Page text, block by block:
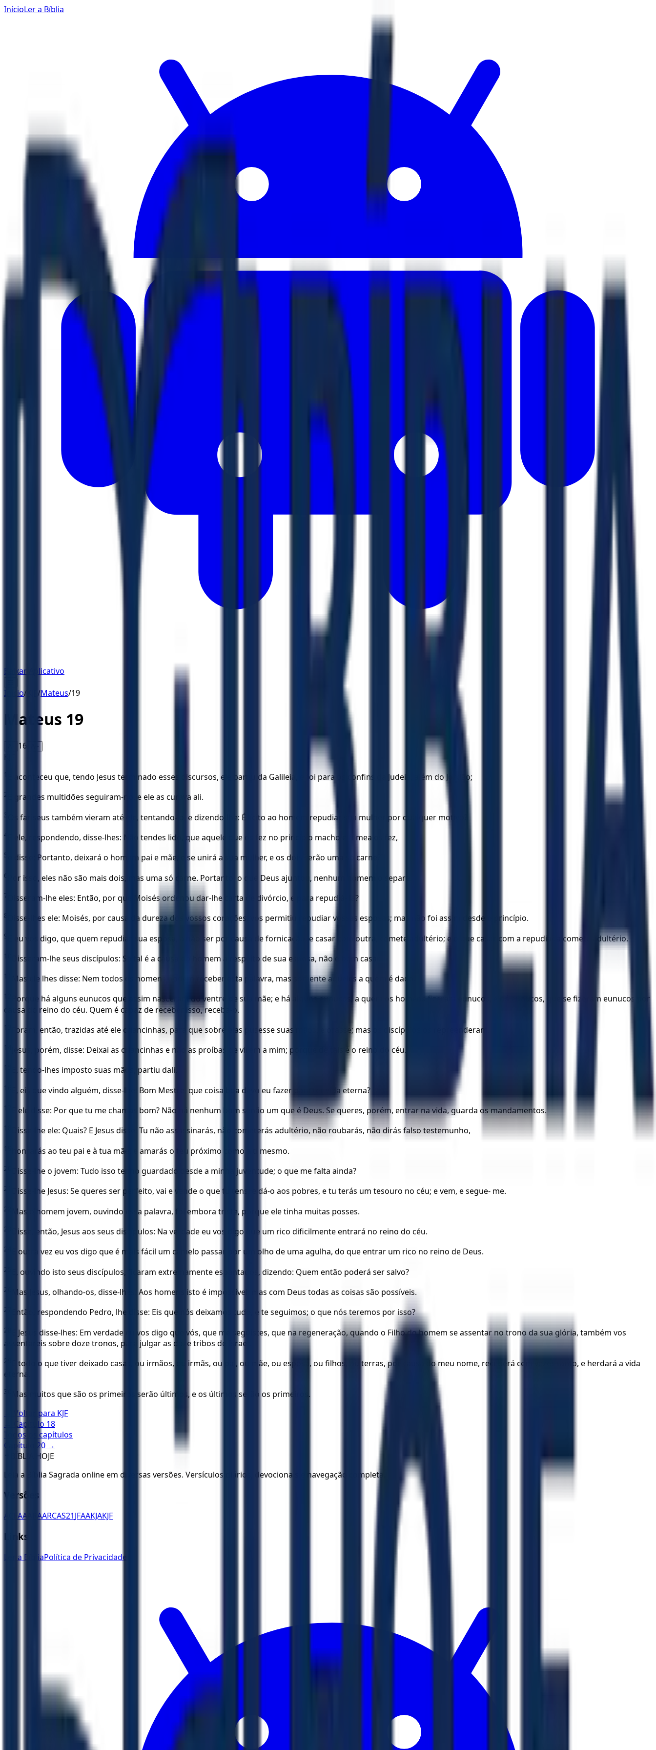
InícioLer a Bíblia
Baixar Aplicativo
Início/ /Mateus/19
Mateus 19
16 A+
KJF
1 E aconteceu que, tendo Jesus terminado esses discursos, ele partiu da Galileia, e foi para os confins da Judeia, além do Jordão;
2 E grandes multidões seguiram-no, e ele as curava ali.
3 Os fariseus também vieram até ele, tentando- o, e dizendo-lhe: É lícito ao homem repudiar sua mulher por qualquer motivo?
4 E ele, respondendo, disse-lhes: Não tendes lido, que aquele que os fez no princípio macho e fêmea os fez,
5 e disse: Portanto, deixará o homem pai e mãe, e se unirá a sua mulher, e os dois serão uma só carne?
6 Por isso, eles não são mais dois, mas uma só carne. Portanto, o que Deus ajuntou, nenhum homem o separe.
7 Disseram-lhe eles: Então, por que Moisés ordenou dar-lhe carta de divórcio, e para repudiá- la?
8 Disse-lhes ele: Moisés, por causa da dureza dos vossos corações, vos permitiu repudiar vossas esposas; mas não foi assim desde o princípio.
9 E eu vos digo, que quem repudiar sua esposa, a não ser por causa de fornicação, e casar com outra, comete adultério; e o que casar com a repudiada comete adultério.
10 Disseram-lhe seus discípulos: Se tal é a causa do homem a respeito de sua esposa, não é bom casar.
11 Mas ele lhes disse: Nem todos os homens podem receber esta palavra, mas somente aqueles a quem é dado.
12
Porque há alguns eunucos que assim nasceram do ventre de sua mãe; e há alguns eunucos, a quem os homens fizeram eunucos, e há eunucos, que se fizeram eunucos por
causa do reino do céu. Quem é capaz de receber isso, receba-o.
13 Foram, então, trazidas até ele criancinhas, para que sobre elas pusesse suas mãos, e orasse; mas os discípulos os repreenderam.
14 Jesus, porém, disse: Deixai as criancinhas e não as proíbas de virem a mim; porque de tais é o reino do céu.
15 E, tendo-lhes imposto suas mãos, partiu dali.
16 E, eis que vindo alguém, disse-lhe: Bom Mestre, que coisa boa devo eu fazer para ter vida eterna?
17 E ele disse: Por que tu me chamas bom? Não há nenhum bom senão um que é Deus. Se queres, porém, entrar na vida, guarda os mandamentos.
18 Disse-lhe ele: Quais? E Jesus disse: Tu não assassinarás, não cometerás adultério, não roubarás, não dirás falso testemunho,
19 honrarás ao teu pai e à tua mãe, e amarás o teu próximo como a ti mesmo.
20 Disse-lhe o jovem: Tudo isso tenho guardado desde a minha juventude; o que me falta ainda?
21 Disse-lhe Jesus: Se queres ser perfeito, vai e vende o que tu tens, e dá-o aos pobres, e tu terás um tesouro no céu; e vem, e segue- me.
22 Mas o homem jovem, ouvindo essa palavra, foi embora triste, porque ele tinha muitas posses.
23 Disse, então, Jesus aos seus discípulos: Na verdade eu vos digo que um rico dificilmente entrará no reino do céu.
24 E outra vez eu vos digo que é mais fácil um camelo passar por um olho de uma agulha, do que entrar um rico no reino de Deus.
25 E, ouvindo isto seus discípulos, ficaram extremamente espantados, dizendo: Quem então poderá ser salvo?
26 Mas Jesus, olhando-os, disse-lhes: Aos homens isto é impossível, mas com Deus todas as coisas são possíveis.
27 Então, respondendo Pedro, lhe disse: Eis que nós deixamos tudo, e te seguimos; o que nós teremos por isso?
28
E Jesus disse-lhes: Em verdade eu vos digo que vós, que me seguistes, que na regeneração, quando o Filho do homem se assentar no trono da sua glória, também vos
assentareis sobre doze tronos, para julgar as doze tribos de Israel.
29
E todo o que tiver deixado casas, ou irmãos, ou irmãs, ou pai, ou mãe, ou esposa, ou filhos, ou terras, por causa do meu nome, receberá cem vezes tanto, e herdará a vida
eterna.
30
Mas muitos que são os primeiros serão últimos, e os últimos serão os primeiros.
← Voltar para KJF
← Capítulo 18
Todos os capítulos
Capítulo
20 →
BÍBLIA HOJE
Leia a Bíblia Sagrada online em diversas versões. Versículos diários, devocionais e navegação completa.
Versões
ACFAA ARAARCAS21JFAAKJAKJF
Links
Ler a BíbliaPolítica de Privacidade